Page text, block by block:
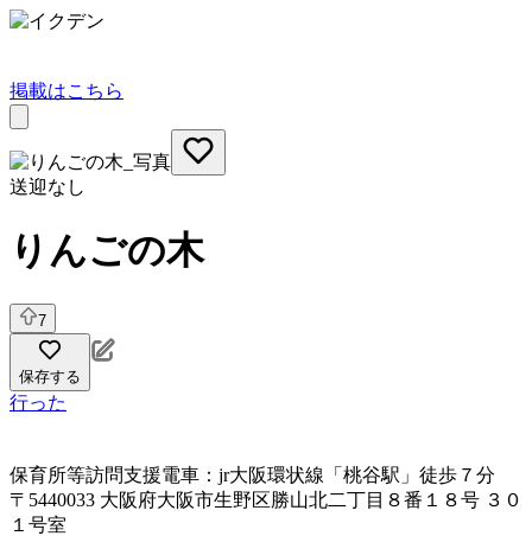
掲載はこちら
送迎なし
りんごの木
7
保存する
行った
保育所等訪問支援電車：jr大阪環状線「桃谷駅」徒歩７分
〒5440033 大阪府大阪市生野区勝山北二丁目８番１８号 ３０
１号室